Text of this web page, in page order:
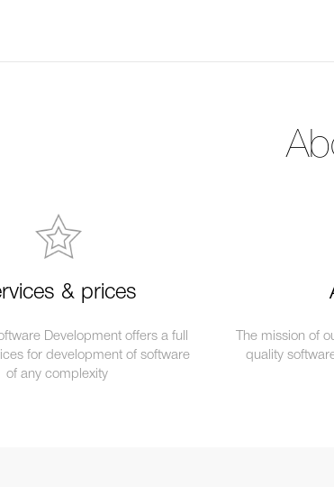
& prices
Development offers a full
for development of software
of any complexity
The mission of
quality